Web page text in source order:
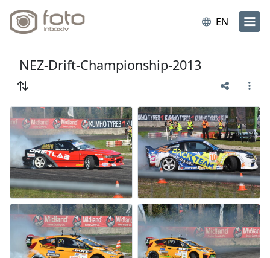
EN
NEZ-Drift-Championship-2013